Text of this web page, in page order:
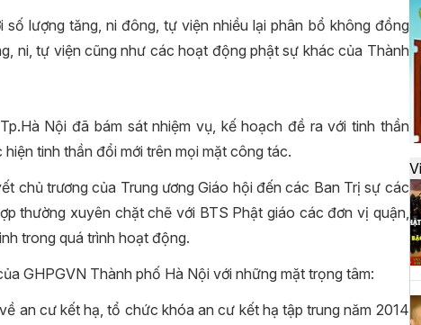
lượng tăng, ni đông, tự viện nhiều lại phân bổ không đồng
ni, tự viện cũng như các hoạt động phật sự khác của Thành
Nội đã bám sát nhiệm vụ, kế hoạch đề ra với tinh thần
tinh thần đổi mới trên mọi mặt công tác.
chủ trương của Trung ương Giáo hội đến các Ban Trị sự các
thường xuyên chặt chẽ với BTS Phật giáo các đơn vị quận,
trong quá trình hoạt động.
GHPGVN Thành phố Hà Nội với những mặt trọng tâm:
an cư kết hạ, tổ chức khóa an cư kết hạ tập trung năm 2014